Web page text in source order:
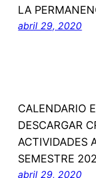
LA
abril 29, 2020
CALENDARIO
DESCARGAR
ACTIVIDADES
SEMESTRE
abril 29, 2020